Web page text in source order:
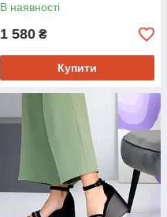
В наявності
1 580 ₴
Купити